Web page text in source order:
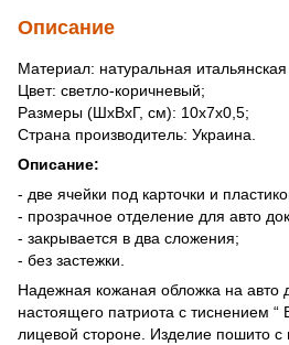
Описание
Материал: натуральная
Цвет: светло-коричневый;
Размеры (ШхВхГ, см): 10х7х0,5;
Страна производитель: Украина.
Описание:
- две ячейки под карточки и
- прозрачное отделение для авто
- закрывается в два сложения;
- без застежки.
Надежная кожаная обложка на авто
настоящего патриота с тиснением “
лицевой стороне. Изделие пошито с